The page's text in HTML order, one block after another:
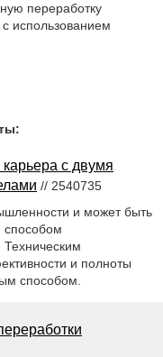
переработку
использованием
с двумя
// 2540735
и может быть
способом
и полноты
способом.